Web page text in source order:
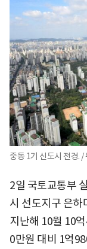
중동 1기 신도시 전경. /
2일 국토교통부
시 선도지구 은하
지난해 10월 10
0만원 대비 1억